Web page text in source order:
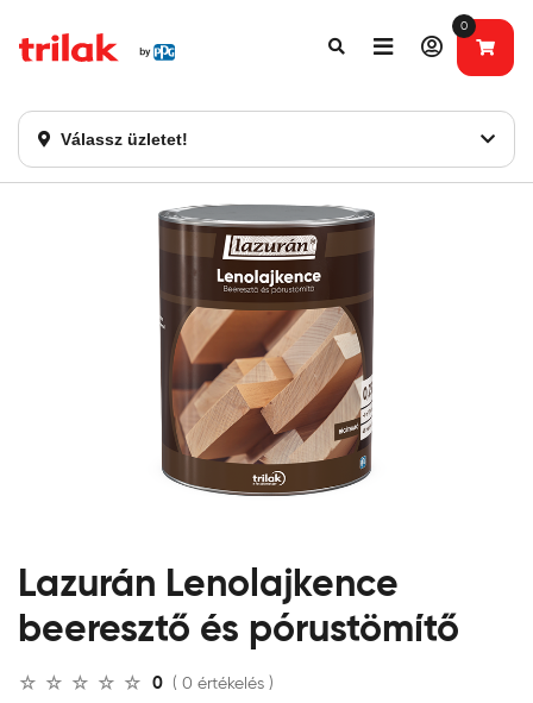
Válassz üzletet!
0
Fontos tájékoztatás!
Lazurán Lenolajkence
beeresztő és pórustömítő
0 ( 0 értékelés )